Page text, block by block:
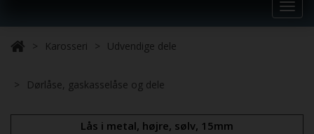
Karosseri
Udvendige dele
Dørlåse, gaskasselåse og dele
Lås i metal, højre, sølv, 15mm